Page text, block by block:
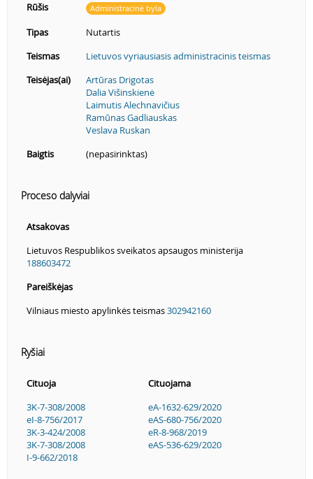
Rūšis
Administracinė byla
Tipas
Nutartis
Teismas
Lietuvos vyriausiasis administracinis teismas
Teisėjas(ai)
Artūras Drigotas
Dalia Višinskienė
Laimutis Alechnavičius
Ramūnas Gadliauskas
Veslava Ruskan
Baigtis
(nepasirinktas)
Proceso dalyviai
Atsakovas
Lietuvos Respublikos sveikatos apsaugos ministerija
188603472
Pareiškėjas
Vilniaus miesto apylinkės teismas302942160
Ryšiai
Cituoja
Cituojama
3K-7-308/2008
eI-8-756/2017
3K-3-424/2008
3K-7-308/2008
I-9-662/2018
eA-1632-629/2020
eAS-680-756/2020
eR-8-968/2019
eAS-536-629/2020